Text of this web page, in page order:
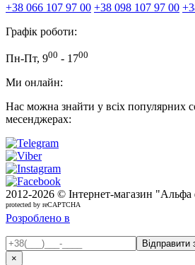
+38 066 107 97 00 +38 098 107 97 00
Графік роботи:
Пн-Пт, 900 - 1700
Ми онлайн:
Нас можна знайти у всіх популярних
месенджерах:
2012-2026 © Інтернет-магазин "Альфа
protected by reCAPTCHA
Розроблено в
×